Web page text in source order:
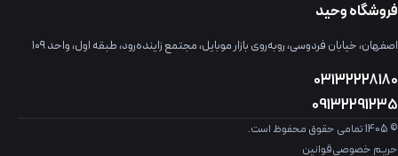
فروشگاه وحید
اصفهان، خیابان فردوسی، روبه‌روی بازار موبایل، مجتمع زاینده‌رود، طبقه اول، واحد ۱۰۹
03132228180
09132291235
© 1405 تمامی حقوق محفوظ است.
حریم خصوصیقوانین